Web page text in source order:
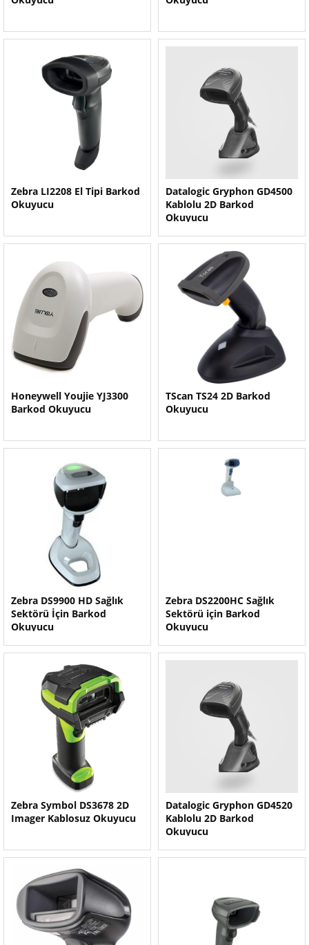
Zebra LI2208 El Tipi Barkod
Okuyucu
Datalogic Gryphon GD4500
Kablolu 2D Barkod
Okuyucu
Honeywell Youjie YJ3300
Barkod Okuyucu
TScan TS24 2D Barkod
Okuyucu
Zebra DS9900 HD Sağlık
Sektörü İçin Barkod
Okuyucu
Zebra DS2200HC Sağlık
Sektörü için Barkod
Okuyucu
Zebra Symbol DS3678 2D
Imager Kablosuz Okuyucu
Datalogic Gryphon GD4520
Kablolu 2D Barkod
Okuyucu